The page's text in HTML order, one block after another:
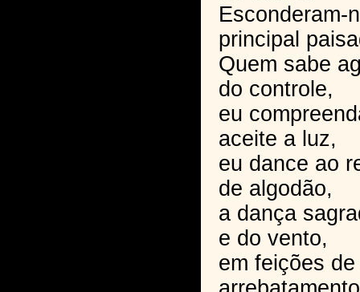
Esconderam-
principal
Quem sabe
do controle,
eu
aceite a luz,
eu dance ao
de algodão,
a dança
e do vento,
em feições